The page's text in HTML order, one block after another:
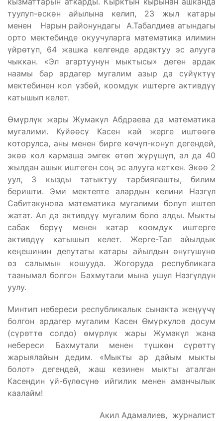
туулуп-өскөн айылына келип, 23 жыл катары
менен Нарын районундагы А.Табалдиев атындагы
орто мектебинде окуучуларга математика илимин
үйрөтүп, 64 жашка келгенде ардактуу эс алууга
чыккан. «Эл агартуунун мыктысы» деген ардак
наамы бар ардагер мугалим азыр да сүйүктүү
мектебинен кол үзбөй, коомдук иштерге активдүү
катышып келет.
Өмүрлүк жары Жумакүл Абдраева да математика
мугалими. Күйөөсү Касен кай жерге иштөөгө
которулса, аны менен бирге көчүп-конуп дегендей,
экөө кол кармаша эмгек өтөп жүрүшүп, ал да 40
жылдан ашык иштеген соң эс алууга кеткен. Экөө 2
уул, 3 кызды татыктуу тарбиялашты, билим
беришти. Эми мектепте алардын келини Назгүл
Сабитакунова математика мугалими болуп иштеп
жатат. Ал да активдүү мугалим боло алды. Мыкты
сабак берүү менен катар коомдук иштерге
активдүү катышып келет. Жерге-Тал айылдык
кеңешинин депутаты катары айылдын өнүгүшүнө
өз салымын кошууда. Жогоруда республикага
таанымал болгон Бахмутали мына ушул Назгүлдүн
уулу.
Минтип небереси республикалык сынакта жеңүүчү
болгон ардагер мугалим Касен Өмүркулов досум
(сүрөттө солдо) өмүрлүк жары Жумакүл жана
небереси Бахмутали менен түшкөн сүрөттү
жарыялайын дедим. «Мыкты ар дайым мыкты
болот» дегендей, жаш кезинен мыкты аталган
Касендин үй-бүлөсүнө ийгилик менен аманчылык
каалайм!
Акил Адамалиев, журналист